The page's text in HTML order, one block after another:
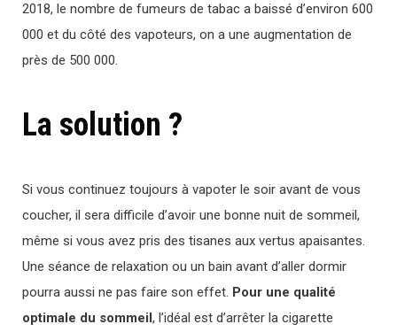
2018, le nombre de fumeurs de tabac a baissé d’environ 600
000 et du côté des vapoteurs, on a une augmentation de
près de 500 000.
La solution ?
Si vous continuez toujours à vapoter le soir avant de vous
coucher, il sera difficile d’avoir une bonne nuit de sommeil,
même si vous avez pris des tisanes aux vertus apaisantes.
Une séance de relaxation ou un bain avant d’aller dormir
pourra aussi ne pas faire son effet. Pour une qualité
optimale du sommeil , l’idéal est d’arrêter la cigarette